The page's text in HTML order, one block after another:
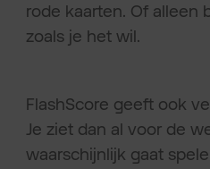
rode kaarten. Of alleen
zoals je het wil.
FlashScore geeft ook
Je ziet dan al voor de
waarschijnlijk gaat